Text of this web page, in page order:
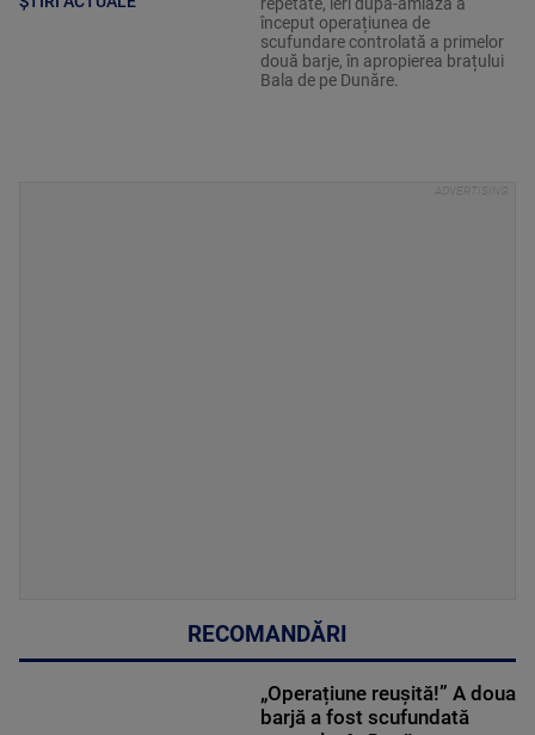
început operațiunea de
scufundare controlată a primelor
două barje, în apropierea brațului
Bala de pe Dunăre.
RECOMANDĂRI
„Operațiune reușită!” A doua
barjă a fost scufundată